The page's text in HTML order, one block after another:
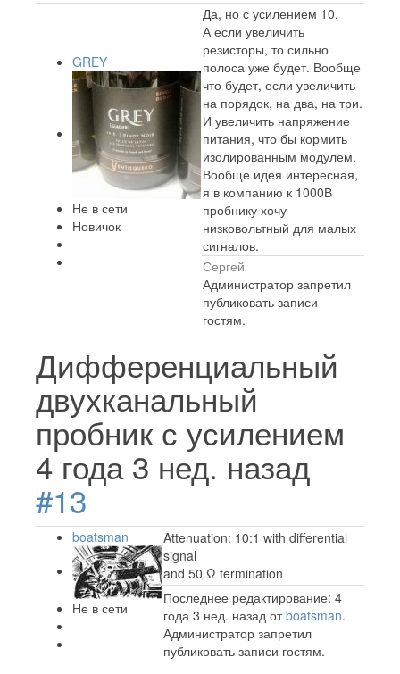
GREY
Не в сети
Новичок
Да, но с усилением 10.
А если увеличить
резисторы, то сильно
полоса уже будет. Вообще
что будет, если увеличить
на порядок, на два, на три.
И увеличить напряжение
питания, что бы кормить
изолированным модулем.
Вообще идея интересная,
я в компанию к 1000В
пробнику хочу
низковольтный для малых
сигналов.
Сергей
Администратор запретил
публиковать записи
гостям.
Дифференциальный
двухканальный
пробник с усилением
4 года 3 нед. назад
#13
boatsman
Не в сети
Attenuation: 10:1 with differential
signal
and 50 Ω termination
Последнее редактирование: 4
года 3 нед. назад отboatsman.
Администратор запретил
публиковать записи гостям.